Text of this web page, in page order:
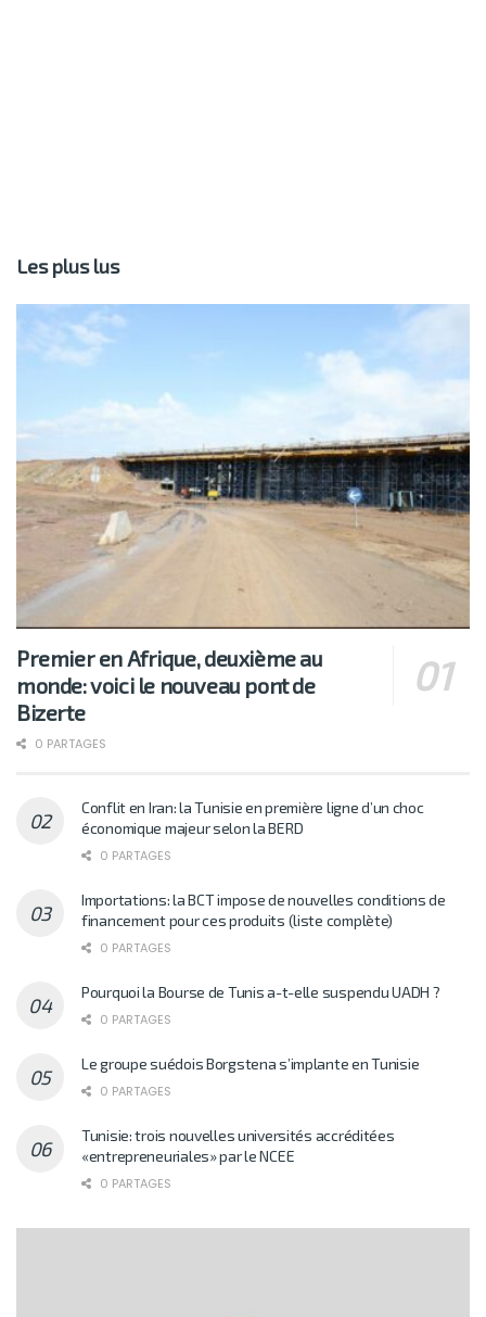
Les plus lus
Premier en Afrique, deuxième au
monde: voici le nouveau pont de
Bizerte
0 PARTAGES
Conflit en Iran: la Tunisie en première ligne d’un choc
économique majeur selon la BERD
0 PARTAGES
Importations: la BCT impose de nouvelles conditions de
financement pour ces produits (liste complète)
0 PARTAGES
Pourquoi la Bourse de Tunis a-t-elle suspendu UADH ?
0 PARTAGES
Le groupe suédois Borgstena s’implante en Tunisie
0 PARTAGES
Tunisie: trois nouvelles universités accréditées
«entrepreneuriales» par le NCEE
0 PARTAGES